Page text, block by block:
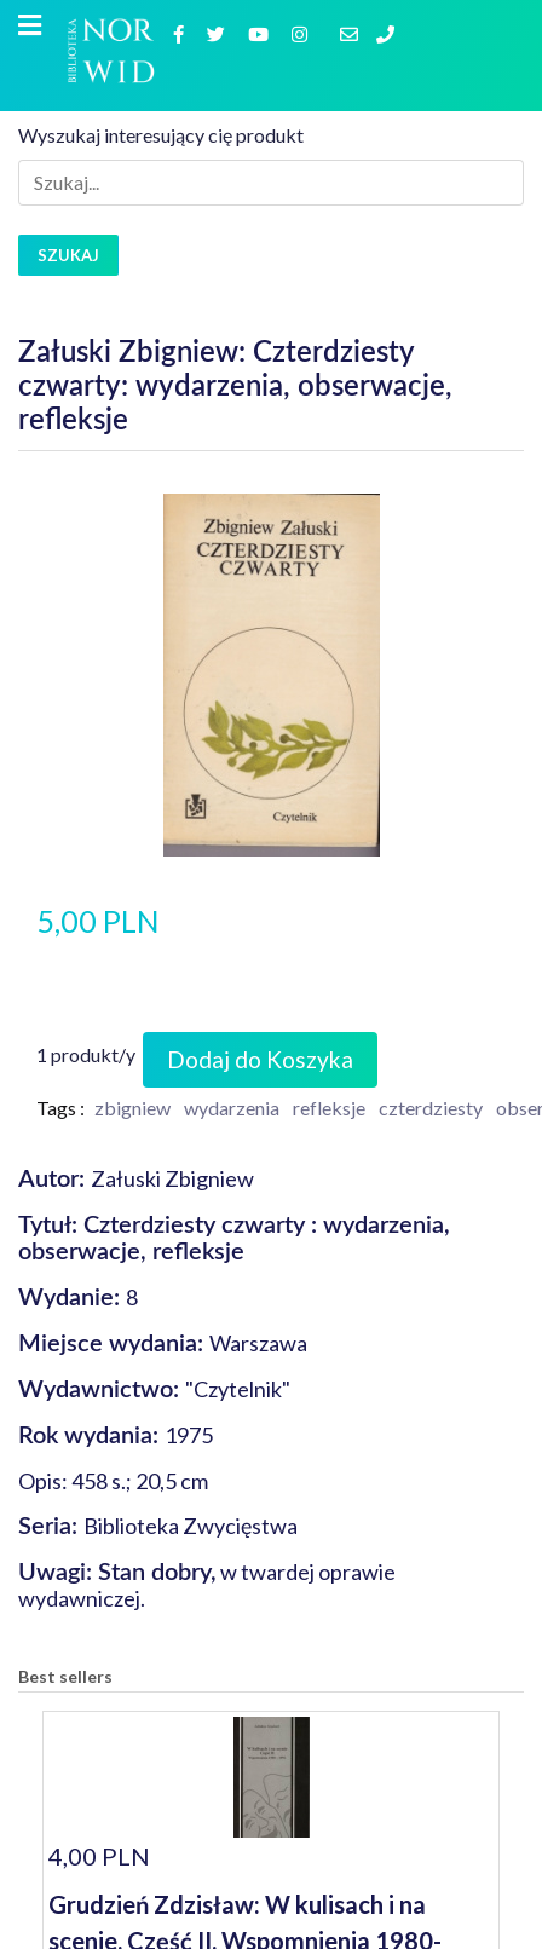
Wyszukaj interesujący cię produkt
SZUKAJ
Załuski Zbigniew: Czterdziesty
czwarty: wydarzenia, obserwacje,
refleksje
5,00 PLN
1 produkt/y Dodaj do Koszyka
Tags : zbigniew wydarzenia refleksje czterdziesty
Autor: Załuski Zbigniew
Tytuł: Czterdziesty czwarty : wydarzenia,
obserwacje, refleksje
Wydanie: 8
Miejsce wydania: Warszawa
Wydawnictwo: "Czytelnik"
Rok wydania: 1975
Opis: 458 s.; 20,5 cm
Seria: Biblioteka Zwycięstwa
Uwagi: Stan dobry, w twardej oprawie
wydawniczej.
Best sellers
4,00 PLN
Grudzień Zdzisław: W kulisach i na
scenie. Część II. Wspomnienia 1980-